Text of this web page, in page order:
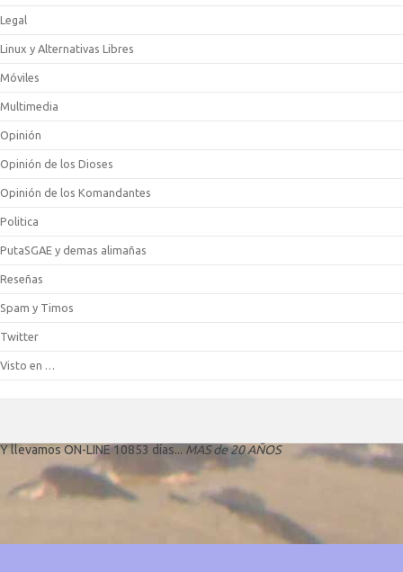
Legal
Linux y Alternativas Libres
Móviles
Multimedia
Opinión
Opinión de los Dioses
Opinión de los Komandantes
Politica
PutaSGAE y demas alimañas
Reseñas
Spam y Timos
Twitter
Visto en …
Y llevamos ON-LINE 10853 días... MAS de 20 AÑOS